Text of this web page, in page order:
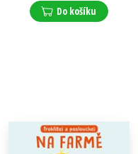
Do košíku